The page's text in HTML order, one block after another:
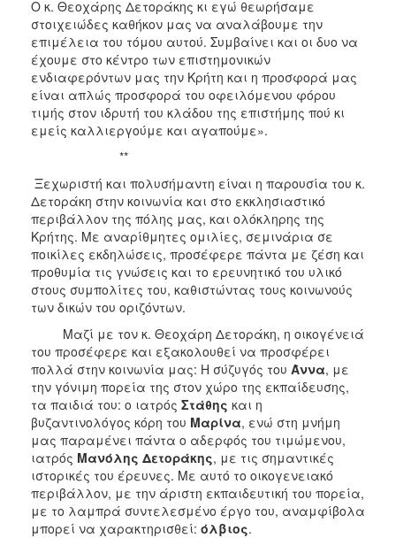
Ο κ. Θεοχάρης Δετοράκης κι εγώ θεωρήσαμε
στοιχειώδες καθήκον μας να αναλάβουμε την
επιμέλεια του τόμου αυτού. Συμβαίνει και οι δυο να
έχουμε στο κέντρο των επιστημονικών
ενδιαφερόντων μας την Κρήτη και η προσφορά μας
είναι απλώς προσφορά του οφειλόμενου φόρου
τιμής στον ιδρυτή του κλάδου της επιστήμης πού κι
εμείς καλλιεργούμε και αγαπούμε».
**
Ξεχωριστή και πολυσήμαντη είναι η παρουσία του κ.
Δετοράκη στην κοινωνία και στο εκκλησιαστικό
περιβάλλον της πόλης μας, και ολόκληρης της
Κρήτης. Με αναρίθμητες ομιλίες, σεμινάρια σε
ποικίλες εκδηλώσεις, προσέφερε πάντα με ζέση και
προθυμία τις γνώσεις και το ερευνητικό του υλικό
στους συμπολίτες του, καθιστώντας τους κοινωνούς
των δικών του οριζόντων.
Μαζί με τον κ. Θεοχάρη Δετοράκη, η οικογένειά
του προσέφερε και εξακολουθεί να προσφέρει
πολλά στην κοινωνία μας: Η σύζυγός του Άννα, με
την γόνιμη πορεία της στον χώρο της εκπαίδευσης,
τα παιδιά του: ο ιατρός Στάθης και η
βυζαντινολόγος κόρη του Μαρίνα, ενώ στη μνήμη
μας παραμένει πάντα ο αδερφός του τιμώμενου,
ιατρός Μανόλης Δετοράκης, με τις σημαντικές
ιστορικές του έρευνες. Με αυτό το οικογενειακό
περιβάλλον, με την άριστη εκπαιδευτική του πορεία,
με το λαμπρά συντελεσμένο έργο του, αναμφίβολα
μπορεί να χαρακτηρισθεί: όλβιος.